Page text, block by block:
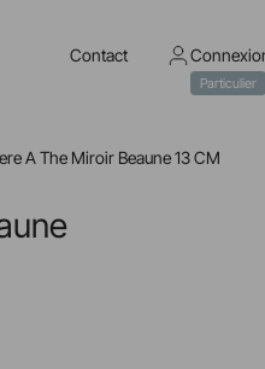
Contact
Particulier
A The Miroir Beaune 13 CM